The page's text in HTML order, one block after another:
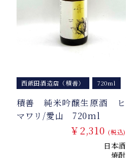
西飯田酒造店（積善） 720ml
積善 純米吟醸生原酒 ヒ
マワリ/愛山 720ml
￥2,310 (税込)
日本酒
焼酎